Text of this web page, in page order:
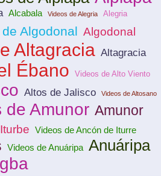
Alcabala Videos de Alegria Alegria
Algodonal Algodonal
Altagracia Altagracia
Ébano Videos de Alto Viento
Altos de Jalisco Videos de Altosano
de Amunor Amunor
Videos de Ancón de Iturre
Videos de Anuáripa Anuáripa